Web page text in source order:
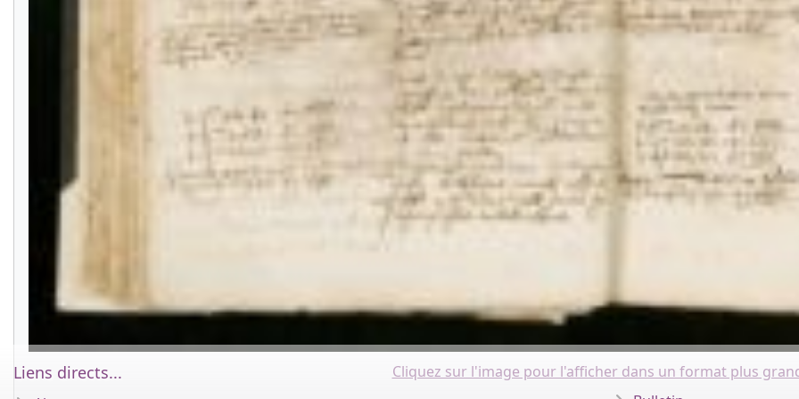
Cliquez sur l'image pour l'afficher dans un format plus
Liens directs...